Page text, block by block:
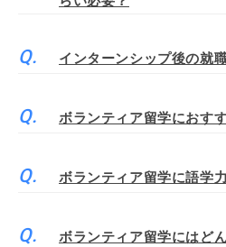
インターンシップ後の就
ボランティア留学におす
ボランティア留学に語学
ボランティア留学にはど